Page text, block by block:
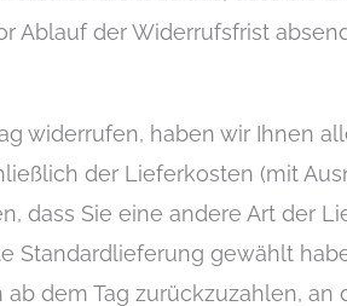
Ablauf der Widerrufsfrist
widerrufen, haben wir Ihnen
der Lieferkosten (mit
dass Sie eine andere Art der
Standardlieferung gewählt
ab dem Tag zurückzuzahlen,